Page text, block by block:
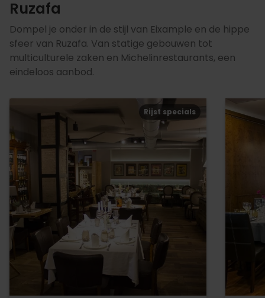
Ruzafa
Dompel je onder in de stijl van Eixample en de hippe
sfeer van Ruzafa. Van statige gebouwen tot
multiculturele zaken en Michelinrestaurants, een
eindeloos aanbod.
Rijst specials